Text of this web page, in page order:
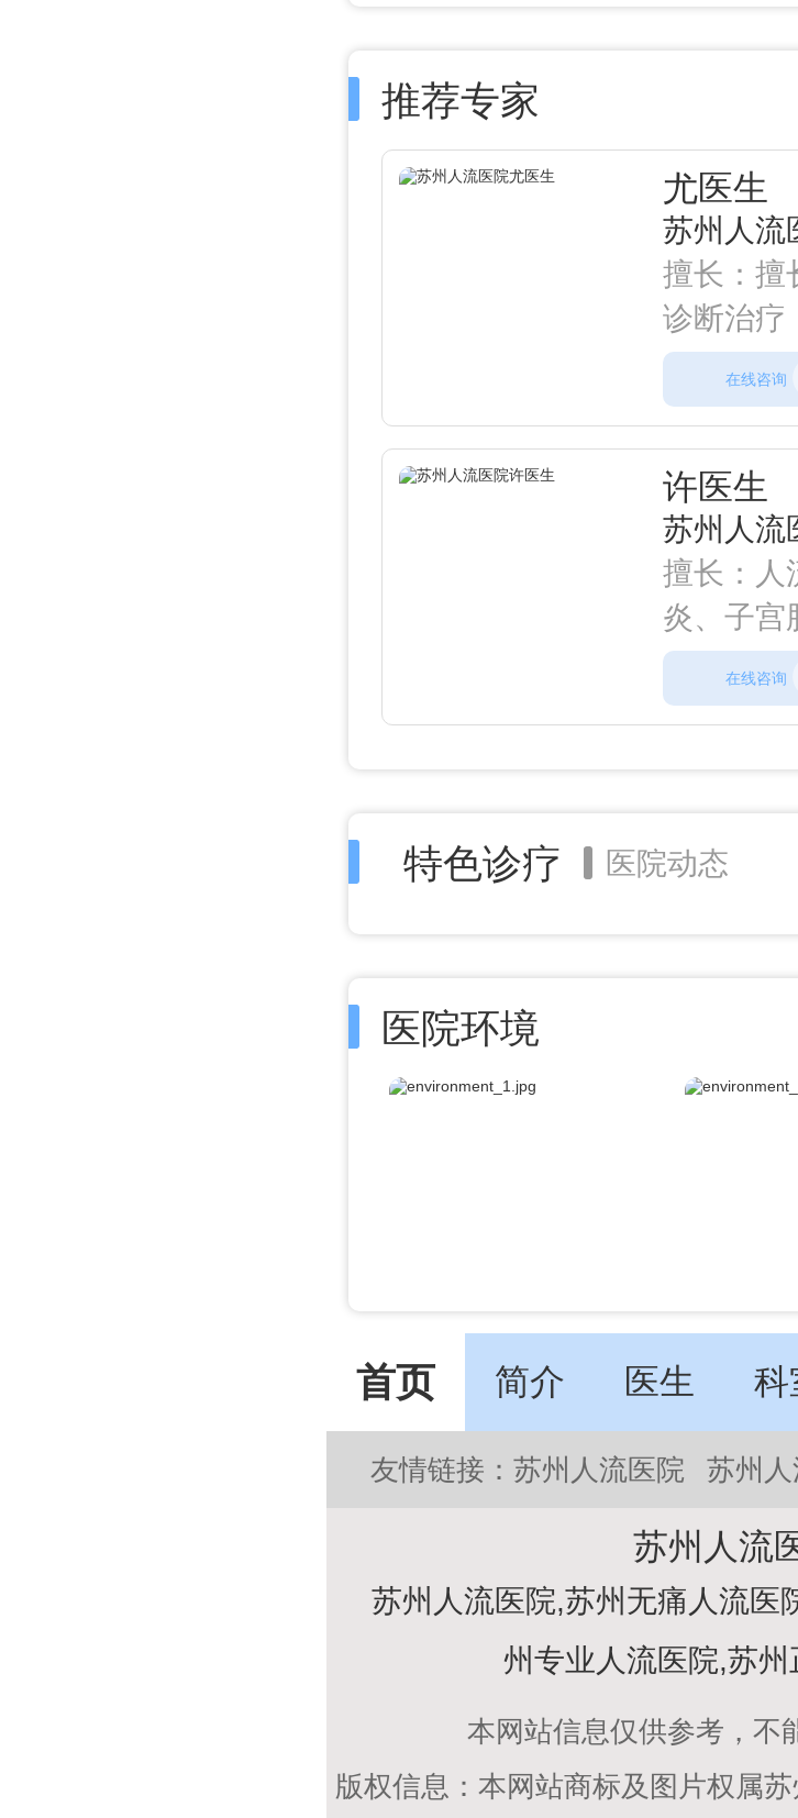
推荐专家
尤医生
苏州人流
擅长：擅
诊断治疗
炎、盆腔
膜炎、附
尿感染、
肿、上环
等。
在线咨询
许医生
苏州人流
擅长：人
炎、子宫
颈糜烂、
件炎、乳
在线咨询
特色诊疗 医院动态
医院环境
首页 简介 医生 科
友情链接： 苏州人流医院 苏州
苏州人流
苏州人流医院,苏州无痛人流医
州专业人流医院,苏
本网站信息仅供参考，不
版权信息：本网站商标及图片权属